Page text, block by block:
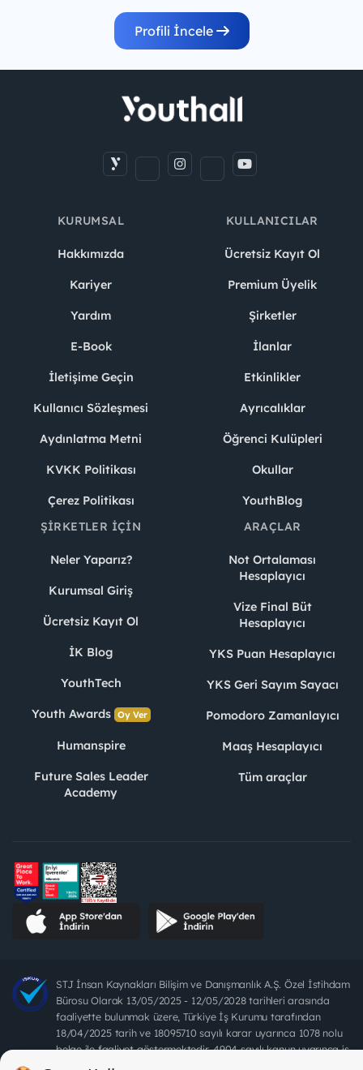
Profili İncele
KURUMSAL
Hakkımızda
Kariyer
Yardım
E-Book
İletişime Geçin
Kullanıcı Sözleşmesi
Aydınlatma Metni
KVKK Politikası
Çerez Politikası
KULLANICILAR
Ücretsiz Kayıt Ol
Premium Üyelik
Şirketler
İlanlar
Etkinlikler
Ayrıcalıklar
Öğrenci Kulüpleri
Okullar
YouthBlog
ŞIRKETLER İÇIN
Neler Yaparız?
Kurumsal Giriş
Ücretsiz Kayıt Ol
İK Blog
YouthTech
Youth Awards Oy Ver
Humanspire
Future Sales Leader
Academy
ARAÇLAR
Not Ortalaması
Hesaplayıcı
Vize Final Büt
Hesaplayıcı
YKS Puan Hesaplayıcı
YKS Geri Sayım Sayacı
Pomodoro Zamanlayıcı
Maaş Hesaplayıcı
Tüm araçlar
STJ İnsan Kaynakları Bilişim ve Danışmanlık A.Ş. Özel İstihdam
Bürosu Olarak 13/05/2025 - 12/05/2028 tarihleri arasında
faaliyette bulunmak üzere, Türkiye İş Kurumu tarafından
18/04/2025 tarih ve 18095710 sayılı karar uyarınca 1078 nolu
belge ile faaliyet göstermektedir. 4904 sayılı kanun uyarınca iş